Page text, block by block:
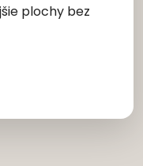
plochy bez